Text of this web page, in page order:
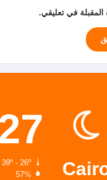
المقبلة في تعليقي.
39º - 26º
57%